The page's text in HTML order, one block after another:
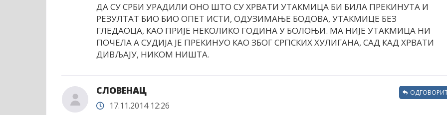
ДА СУ СРБИ УРАДИЛИ ОНО ШТО СУ ХРВАТИ УТАКМИЦА БИ БИЛА ПРЕКИНУТА И
РЕЗУЛТАТ БИО БИО ОПЕТ ИСТИ, ОДУЗИМАЊЕ БОДОВА, УТАКМИЦЕ БЕЗ
ГЛЕДАОЦА, КАО ПРИЈЕ НЕКОЛИКО ГОДИНА У БОЛОЊИ. МА НИЈЕ УТАКМИЦА НИ
ПОЧЕЛА А СУДИЈА ЈЕ ПРЕКИНУО КАО ЗБОГ СРПСКИХ ХУЛИГАНА, САД КАД ХРВАТИ
ДИВЉАЈУ, НИКОМ НИШТА.
СЛОВЕНАЦ
17.11.2014 12:26